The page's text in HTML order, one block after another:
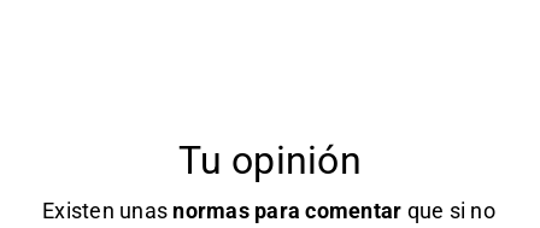
Tu opinión
Existen unas normas para comentar que si no